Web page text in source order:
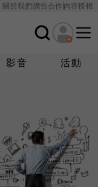
關於我們廣告合作內容授權
影音 活動